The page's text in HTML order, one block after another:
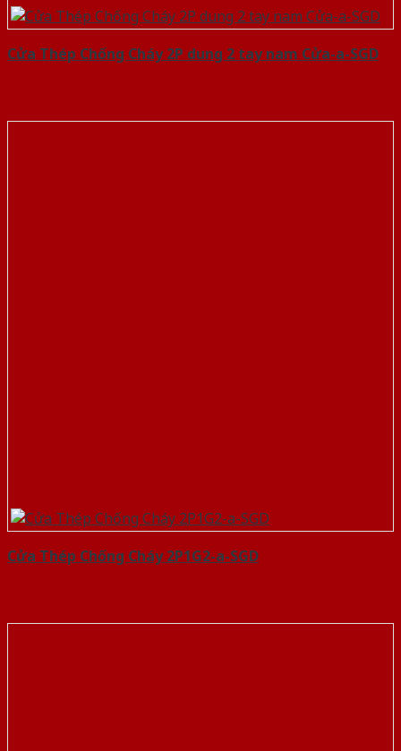
Cửa Thép Chống Cháy 2P dung 2 tay nam Cửa-a-SGD
Cửa Thép Chống Cháy 2P1G2-a-SGD